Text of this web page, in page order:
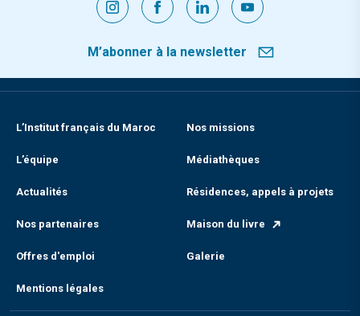
M’abonner à la newsletter
L’Institut français du Maroc Nos missions
L’équipe Médiathèques
Actualités Résidences, appels à projets
Nos partenaires Maison du livre
Offres d'emploi Galerie
Mentions légales